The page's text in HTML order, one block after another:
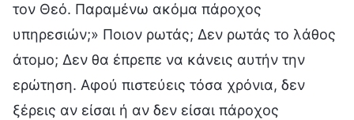
τον Θεό. Παραμένω ακόμα πάροχος
υπηρεσιών;» Ποιον ρωτάς; Δεν ρωτάς το λάθος
άτομο; Δεν θα έπρεπε να κάνεις αυτήν την
ερώτηση. Αφού πιστεύεις τόσα χρόνια, δεν
ξέρεις αν είσαι ή αν δεν είσαι πάροχος